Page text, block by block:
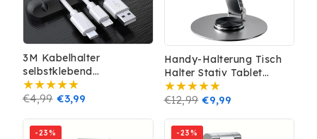
3M Kabelhalter
selbstklebend
Kabelhalterung Manager
Kabel Organizer Clip
Normaler
€4,99 Verkaufspreis
€3,99
Handy-Halterung Tisch
Halter Stativ Tablet
Halterung Smartphone
Ständer iPhone
Normaler
Preis
€12,99 Verkaufspreis
€9,99
-23% -23%